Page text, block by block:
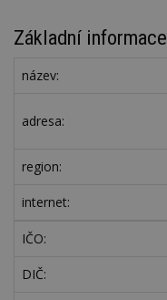
Základní informace
název:
adresa:
region:
internet:
IČO:
DIČ: